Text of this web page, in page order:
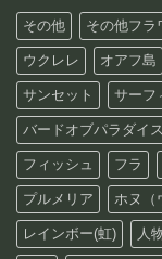
その他 その他フラ
ウクレレ オアフ島
サンセット サーフ
バードオブパラダイス
フィッシュ フラ
プルメリア ホヌ（
レインボー(虹) 人